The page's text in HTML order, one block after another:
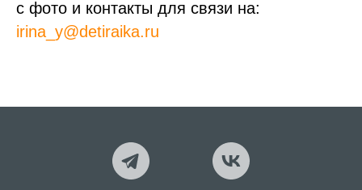
с фото и контакты для связи на:
irina_y@detiraika.ru